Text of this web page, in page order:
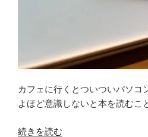
カフェに行くとついついパソコ
よほど意識しないと本を読むこ
“パ
続きを読む